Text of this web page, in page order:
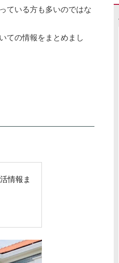
ている方も多いのではな
ての情報をまとめまし
情報ま